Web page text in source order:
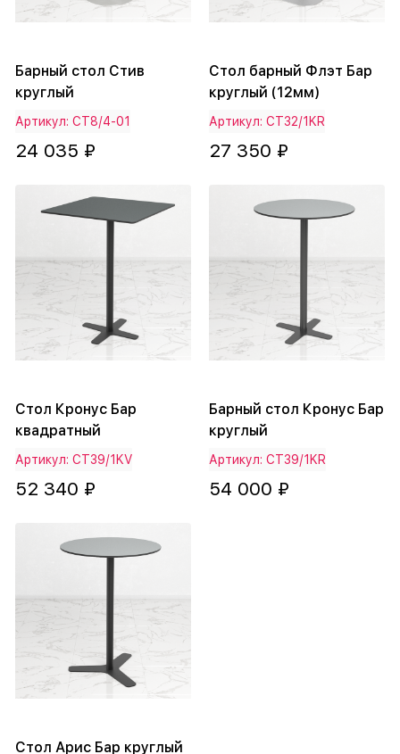
Барный стол Стив
круглый
Артикул: СТ8/4-01
24 035 ₽
Стол барный Флэт Бар
круглый (12мм)
Артикул: СТ32/1KR
27 350 ₽
Стол Кронус Бар
квадратный
Артикул: СТ39/1KV
52 340 ₽
Барный стол Кронус Бар
круглый
Артикул: СТ39/1KR
54 000 ₽
Стол Арис Бар круглый